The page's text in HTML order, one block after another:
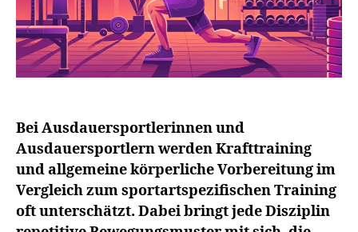
Bei Ausdauersportlerinnen und
Ausdauersportlern werden Krafttraining
und allgemeine körperliche Vorbereitung im
Vergleich zum sportartspezifischen Training
oft unterschätzt. Dabei bringt jede Disziplin